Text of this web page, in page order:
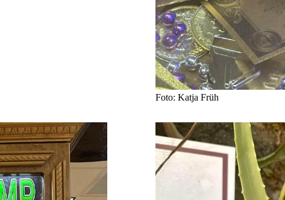
Foto: Katja Früh